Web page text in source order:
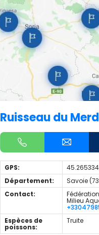
Ruisseau du
GPS:
Département:
Savoie
Contact:
Milieu
Espèces de
poissons:
Truite